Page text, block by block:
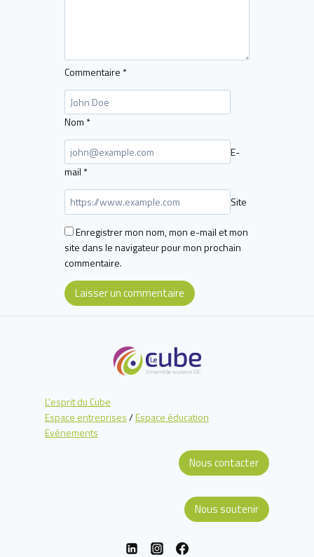
Commentaire *
Nom *
E-
mail *
Site
Enregistrer mon nom, mon e-mail et mon
site dans le navigateur pour mon prochain
commentaire.
L'esprit du Cube
Espace entreprises/Espace éducation
Evénements
Nous contacter
Nous soutenir